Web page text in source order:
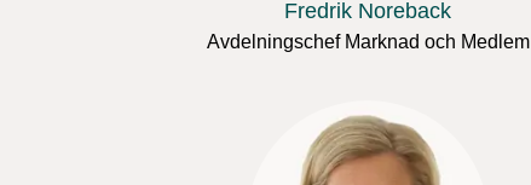
Fredrik Noreback
Avdelningschef Marknad och Medlem